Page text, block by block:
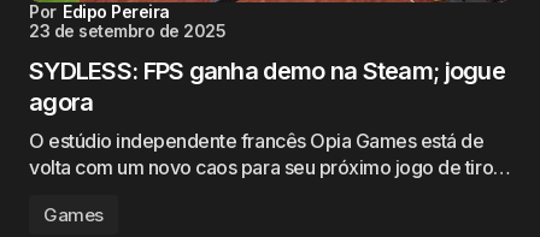
Por Edipo Pereira
23 de setembro de 2025
SYDLESS: FPS ganha demo na Steam; jogue
agora
O estúdio independente francês Opia Games está de
volta com um novo caos para seu próximo jogo de tiro…
Games